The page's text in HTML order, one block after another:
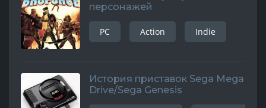
персонажей
PC Action Indie
История приставок Sega Mega
Drive/Sega Genesis